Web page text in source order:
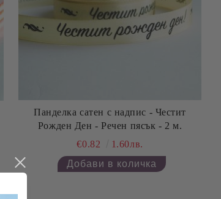
Панделка сатен с надпис - Честит
Рожден Ден - Речен пясък - 2 м.
€0.82
1.60лв.